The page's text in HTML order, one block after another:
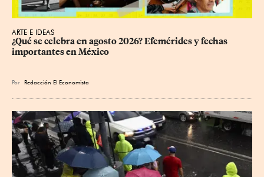
ARTE E IDEAS
¿Qué se celebra en agosto 2026? Efemérides y fechas
importantes en México
Por Redacción El Economista